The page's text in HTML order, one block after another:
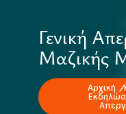
Γενική
Μαζικής
Αρχική